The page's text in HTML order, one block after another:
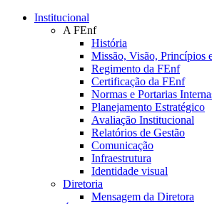
Conteúdo principal
Institucional
A FEnf
História
Missão, Visão, Princípios
Regimento da FEnf
Certificação da FEnf
Normas e Portarias
Planejamento Estratégico
Avaliação Institucional
Relatórios de Gestão
Comunicação
Infraestrutura
Identidade visual
Diretoria
Mensagem da Diretora